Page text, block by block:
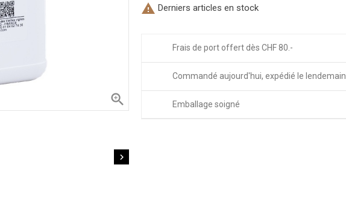


 Derniers articles en stock
Frais de port offert dès CHF 80.-
Commandé aujourd'hui, expédié le lendemain
Emballage soigné